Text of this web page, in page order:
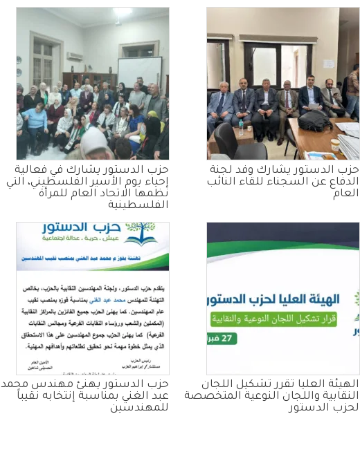
حزب الدستور يشارك في فعالية
إحياء يوم الأسير الفلسطيني، التي
نظمها الاتحاد العام للمرأة
الفلسطينية
حزب الدستور يشارك وفد لجنة
الدفاع عن السجناء للقاء النائب
العام
حزب الدستور يهنئ مهندس محمد
عبد الغني بمناسبة إنتخابه نقيباً
للمهندسين
الهيئة العليا تقرر تشكيل اللجان
النقابية واللجان النوعية المتخصصة
لحزب الدستور